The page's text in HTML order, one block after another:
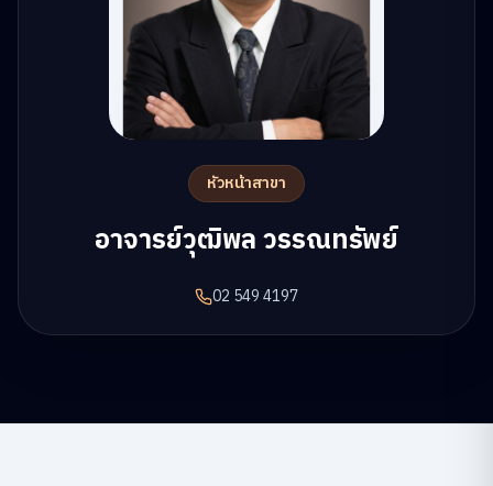
หัวหน้าสาขา
อาจารย์วุฒิพล วรรณทรัพย์
02 549 4197